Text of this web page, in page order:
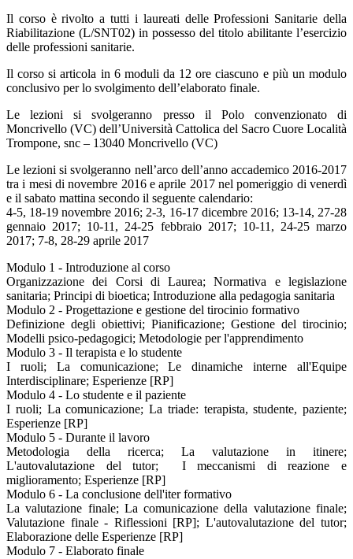
Il corso è rivolto a tutti i laureati delle Professioni Sanitarie della
Riabilitazione (L/SNT02) in possesso del titolo abilitante l’esercizio
delle professioni sanitarie.
Il corso si articola in 6 moduli da 12 ore ciascuno e più un modulo
conclusivo per lo svolgimento dell’elaborato finale.
Le lezioni si svolgeranno presso il Polo convenzionato di
Moncrivello (VC) dell’Università Cattolica del Sacro Cuore Località
Trompone, snc – 13040 Moncrivello (VC)
Le lezioni si svolgeranno nell’arco dell’anno accademico 2016-2017
tra i mesi di novembre 2016 e aprile 2017 nel pomeriggio di venerdì
e il sabato mattina secondo il seguente calendario:
4-5, 18-19 novembre 2016; 2-3, 16-17 dicembre 2016; 13-14, 27-28
gennaio 2017; 10-11, 24-25 febbraio 2017; 10-11, 24-25 marzo
2017; 7-8, 28-29 aprile 2017
Modulo 1 - Introduzione al corso
Organizzazione dei Corsi di Laurea; Normativa e legislazione
sanitaria; Principi di bioetica; Introduzione alla pedagogia sanitaria
Modulo 2 - Progettazione e gestione del tirocinio formativo
Definizione degli obiettivi; Pianificazione; Gestione del tirocinio;
Modelli psico-pedagogici; Metodologie per l'apprendimento
Modulo 3 - Il terapista e lo studente
I ruoli; La comunicazione; Le dinamiche interne all'Equipe
Interdisciplinare; Esperienze [RP]
Modulo 4 - Lo studente e il paziente
I ruoli; La comunicazione; La triade: terapista, studente, paziente;
Esperienze [RP]
Modulo 5 - Durante il lavoro
Metodologia della ricerca; La valutazione in itinere;
L'autovalutazione del tutor; I meccanismi di reazione e
miglioramento; Esperienze [RP]
Modulo 6 - La conclusione dell'iter formativo
La valutazione finale; La comunicazione della valutazione finale;
Valutazione finale - Riflessioni [RP]; L'autovalutazione del tutor;
Elaborazione delle Esperienze [RP]
Modulo 7 - Elaborato finale